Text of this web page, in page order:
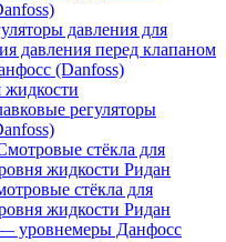
давления для
давления перед клапаном
(Danfoss)
жидкости
регуляторы
стёкла для
жидкости Ридан
стёкла для
жидкости Ридан
уровнемеры Данфосс